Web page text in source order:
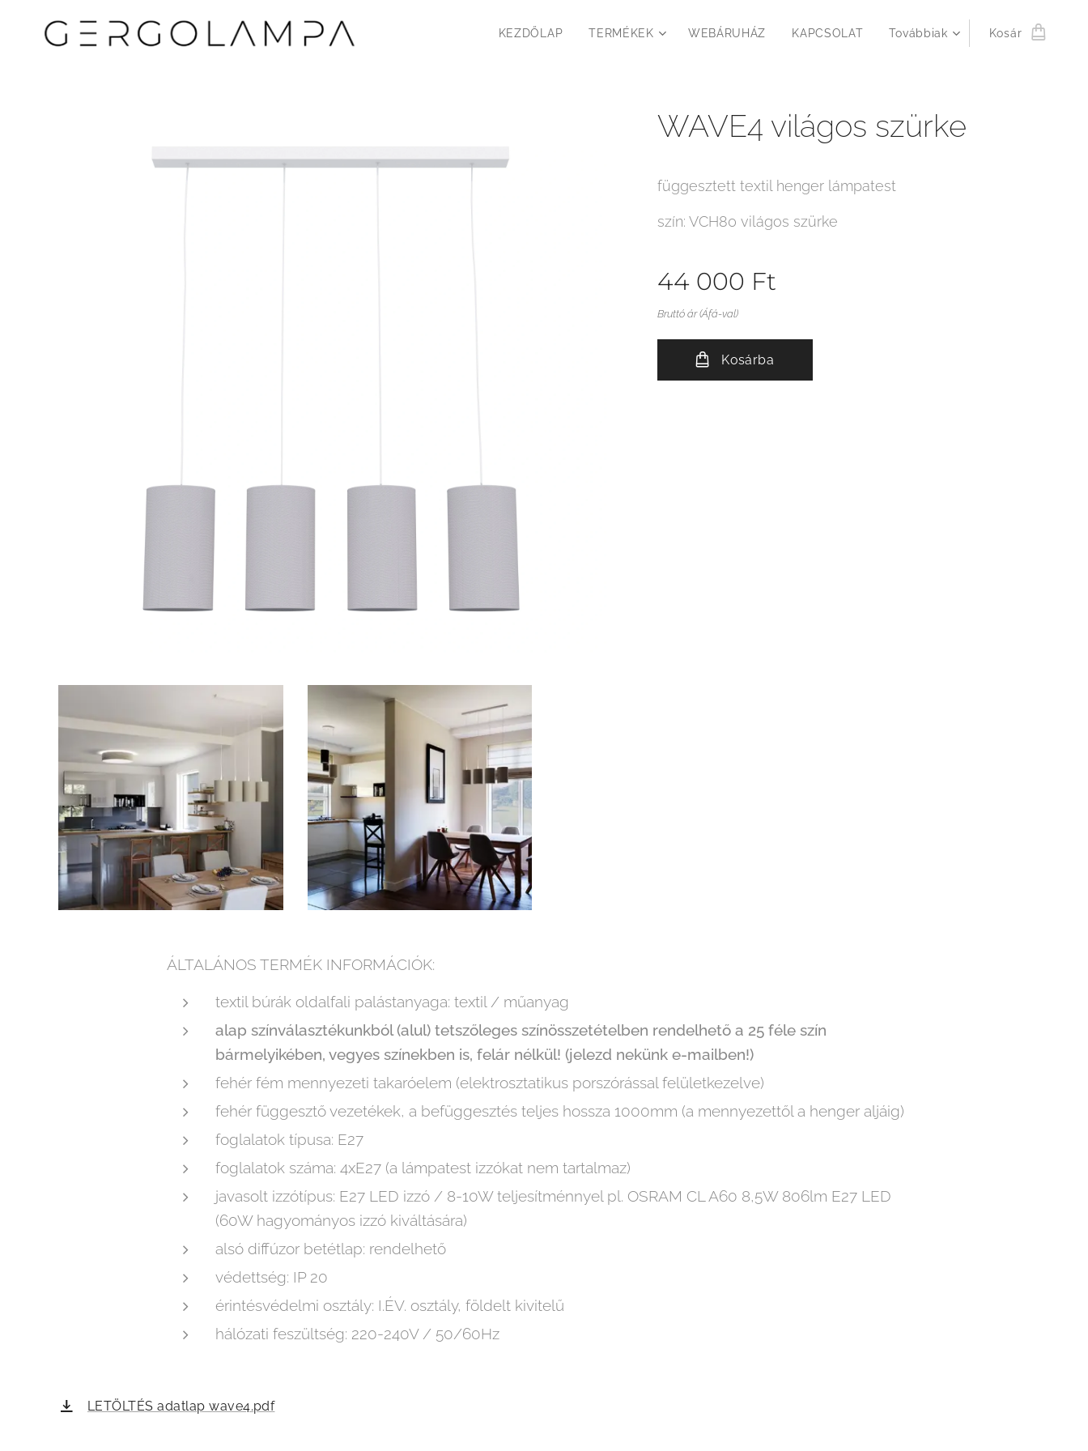
KEZDŐLAP TERMÉKEK WEBÁRUHÁZ KAPCSOLAT Továbbiak Kosár
WAVE4 világos szürke
függesztett textil henger lámpatest
szín: VCH80 világos szürke
44 000 Ft
Bruttó ár (Áfá-val)
Kosárba
ÁLTALÁNOS TERMÉK INFORMÁCIÓK:
textil búrák oldalfali palástanyaga: textil / műanyag
alap színválasztékunkból (alul) tetszőleges színösszetételben rendelhető a 25 féle szín
bármelyikében, vegyes színekben is, felár nélkül! (jelezd nekünk e-mailben!)
fehér fém mennyezeti takaróelem (elektrosztatikus porszórással felületkezelve)
fehér függesztő vezetékek, a befüggesztés teljes hossza 1000mm (a mennyezettől a henger aljáig)
foglalatok típusa: E27
foglalatok száma: 4xE27 (a lámpatest izzókat nem tartalmaz)
javasolt izzótípus: E27 LED izzó / 8-10W teljesítménnyel pl. OSRAM CL A60 8,5W 806lm E27 LED
(60W hagyományos izzó kiváltására)
alsó diffúzor betétlap: rendelhető
védettség: IP 20
érintésvédelmi osztály: I.ÉV. osztály, földelt kivitelű
hálózati feszültség: 220-240V / 50/60Hz
LETÖLTÉS adatlap wave4.pdf